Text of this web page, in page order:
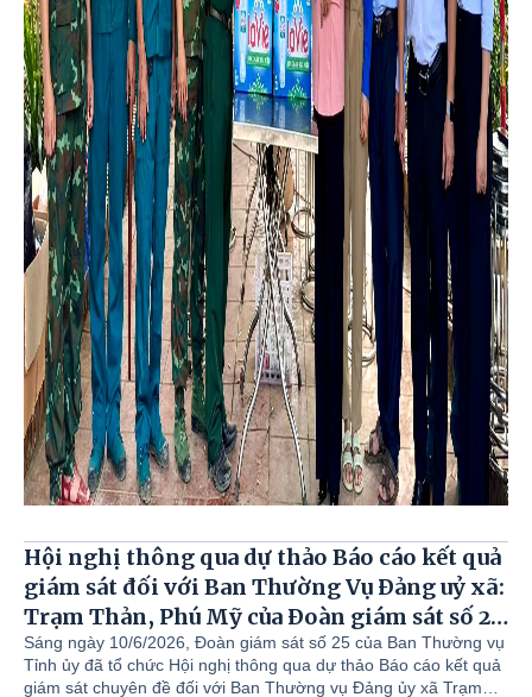
Hội nghị thông qua dự thảo Báo cáo kết quả
giám sát đối với Ban Thường Vụ Đảng uỷ xã:
Trạm Thản, Phú Mỹ của Đoàn giám sát số 25
- Ban Thường vụ Tỉnh ủy.
Sáng ngày 10/6/2026, Đoàn giám sát số 25 của Ban Thường vụ
Tỉnh ủy đã tổ chức Hội nghị thông qua dự thảo Báo cáo kết quả
giám sát chuyên đề đối với Ban Thường vụ Đảng ủy xã Trạm